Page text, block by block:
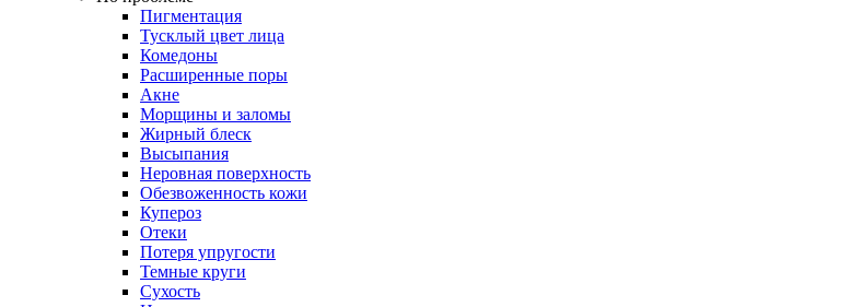
Пигментация
Тусклый цвет лица
Комедоны
Расширенные поры
Акне
Морщины и заломы
Жирный блеск
Высыпания
Неровная поверхность
Обезвоженность кожи
Купероз
Отеки
Потеря упругости
Темные круги
Сухость